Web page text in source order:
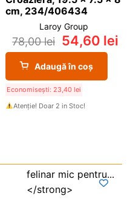
cm, 234/406434
Laroy Group
78,00lei 54,60 lei
Adaugă în coș
Economisești: 23,40 lei
Atenție! Doar 2 in Stoc!